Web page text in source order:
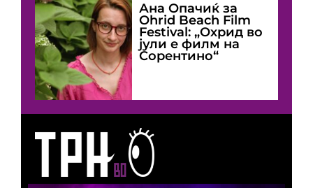
Ана Опачиќ за
Оhrid Beach Film
Festival: „Охрид во
јули е филм на
Сорентино“